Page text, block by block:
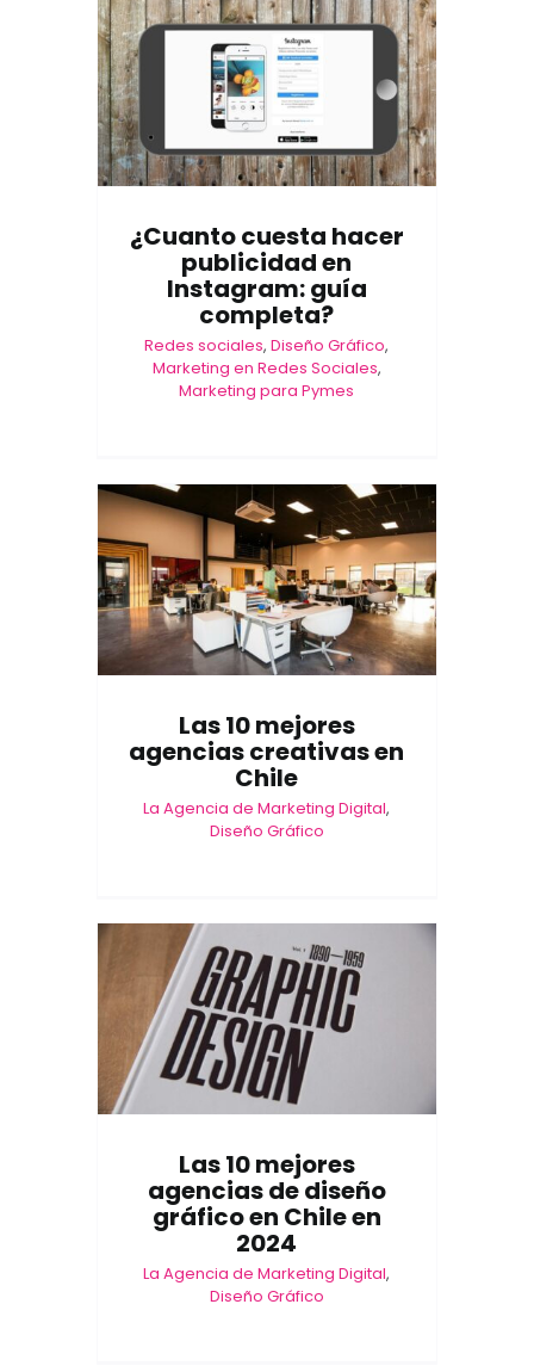
¿Cuanto cuesta hacer
publicidad en
Instagram: guía
completa?
Redes sociales,Diseño Gráfico,
Marketing en Redes Sociales,
Marketing para Pymes
Las 10 mejores
agencias creativas en
Chile
La Agencia de Marketing Digital,
Diseño Gráfico
Las 10 mejores
agencias de diseño
gráfico en Chile en
2024
La Agencia de Marketing Digital,
Diseño Gráfico